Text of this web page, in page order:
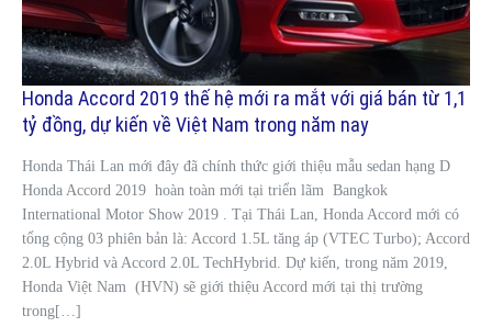
Honda Accord 2019 thế hệ mới ra mắt với giá bán từ 1,1
tỷ đồng, dự kiến về Việt Nam trong năm nay
Honda Thái Lan mới đây đã chính thức giới thiệu mẫu sedan hạng D
Honda Accord 2019 hoàn toàn mới tại triển lãm Bangkok
International Motor Show 2019 . Tại Thái Lan, Honda Accord mới có
tổng cộng 03 phiên bản là: Accord 1.5L tăng áp (VTEC Turbo); Accord
2.0L Hybrid và Accord 2.0L TechHybrid. Dự kiến, trong năm 2019,
Honda Việt Nam (HVN) sẽ giới thiệu Accord mới tại thị trường
trong[…]